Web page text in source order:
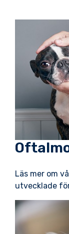
Läs mer om
utvecklade